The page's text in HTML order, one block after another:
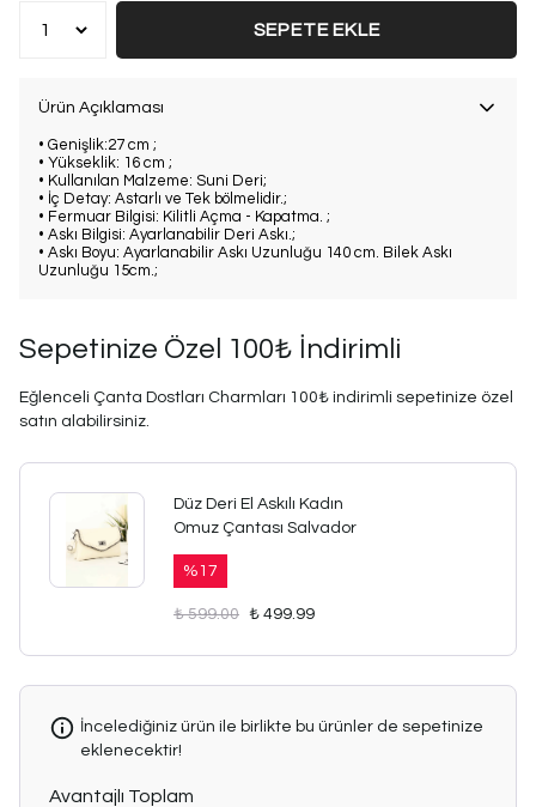
SEPETE EKLE
Ürün Açıklaması
• Genişlik:27 cm ;
• Yükseklik: 16 cm ;
• Kullanılan Malzeme: Suni Deri;
• İç Detay: Astarlı ve Tek bölmelidir.;
• Fermuar Bilgisi: Kilitli Açma - Kapatma. ;
• Askı Bilgisi: Ayarlanabilir Deri Askı.;
• Askı Boyu: Ayarlanabilir Askı Uzunluğu 140 cm. Bilek Askı
Uzunluğu 15cm.;
Sepetinize Özel 100₺ İndirimli
Eğlenceli Çanta Dostları Charmları 100₺ indirimli sepetinize özel
satın alabilirsiniz.
Düz Deri El Askılı Kadın
Omuz Çantası Salvador
% 17
₺ 599.00 ₺ 499.99
İncelediğiniz ürün ile birlikte bu ürünler de sepetinize
eklenecektir!
Avantajlı Toplam